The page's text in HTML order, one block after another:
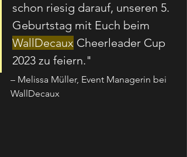
schon riesig darauf, unseren 5.
Geburtstag mit Euch beim
WallDecaux Cheerleader Cup
2023 zu feiern."
– Melissa Müller, Event Managerin bei
WallDecaux